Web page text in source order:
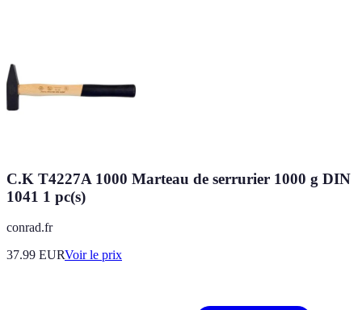
C.K T4227A 1000 Marteau de serrurier 1000 g DIN
1041 1 pc(s)
conrad.fr
37.99 EURVoir le prix